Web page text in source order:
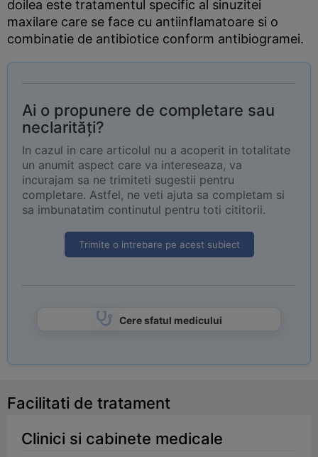
doilea este tratamentul specific al sinuzitei
maxilare care se face cu antiinflamatoare si o
combinatie de antibiotice conform antibiogramei.
Ai o propunere de completare sau
neclarități?
In cazul in care articolul nu a acoperit in totalitate
un anumit aspect care va intereseaza, va
incurajam sa ne trimiteti sugestii pentru
completare. Astfel, ne veti ajuta sa completam si
sa imbunatatim continutul pentru toti cititorii.
Trimite o intrebare pe acest subiect
Cere sfatul medicului
Facilitati de tratament
Clinici si cabinete medicale